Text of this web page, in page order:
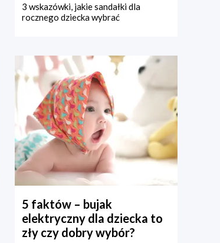
3 wskazówki, jakie sandałki dla
rocznego dziecka wybrać
5 faktów – bujak
elektryczny dla dziecka to
zły czy dobry wybór?